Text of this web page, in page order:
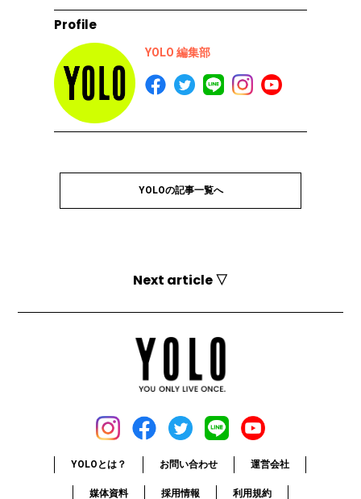
Profile
YOLO 編集部
YOLOの記事一覧へ
Next article ▽
YOLOとは？ お問い合わせ 運営会社
媒体資料 採用情報 利用規約